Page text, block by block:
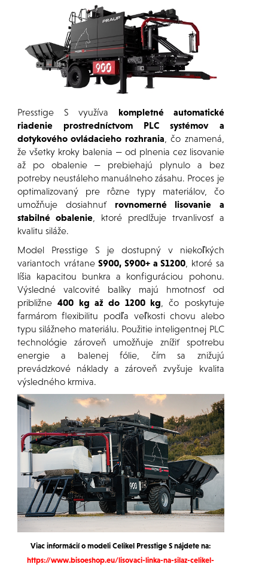
Presstige S využíva kompletné automatické
riadenie prostredníctvom PLC systémov a
dotykového ovládacieho rozhrania , čo znamená,
že všetky kroky balenia — od plnenia cez lisovanie
až po obalenie — prebiehajú plynulo a bez
potreby neustáleho manuálneho zásahu. Proces je
optimalizovaný pre rôzne typy materiálov, čo
umožňuje dosiahnuť rovnomerné lisovanie a
stabilné obalenie, ktoré predlžuje trvanlivosť a
kvalitu siláže.
Model Presstige S je dostupný v niekoľkých
variantoch vrátaneS900, S900+ a S1200 , ktoré sa
líšia kapacitou bunkra a konfiguráciou pohonu.
Výsledné valcovité balíky majú hmotnosť od
približne400 kg až do 1200 kg , čo poskytuje
farmárom flexibilitu podľa veľkosti chovu alebo
typu silážneho materiálu. Použitie inteligentnej PLC
technológie zároveň umožňuje znížiť spotrebu
energie a balenej fólie, čím sa znižujú
prevádzkové náklady a zároveň zvyšuje kvalita
výsledného krmiva.
Viac informácií o modeli Celikel Presstige S nájdete na:
https://www.bisoeshop.eu/lisovaci-linka-na-silaz-celikel-